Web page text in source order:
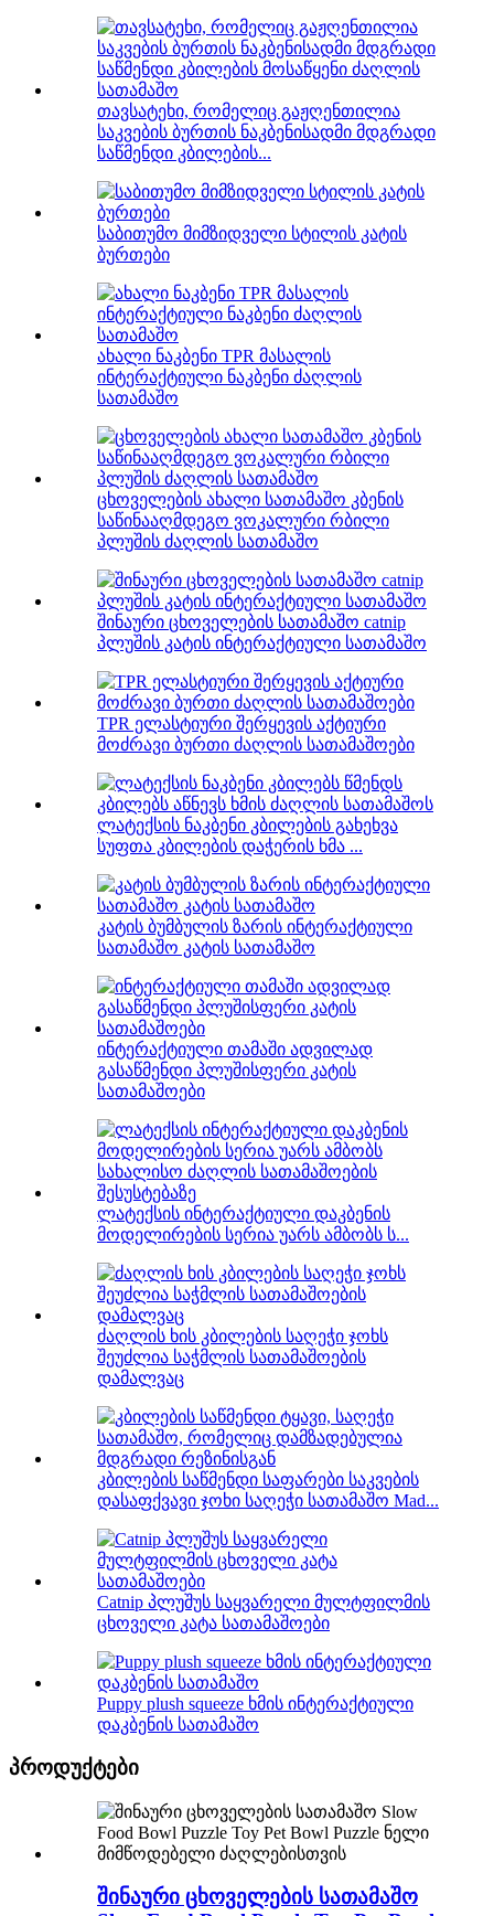
თავსატეხი, რომელიც გაჟღენთილია
საკვების ბურთის ნაკბენისადმი მდგრადი
საწმენდი კბილების...
საბითუმო მიმზიდველი სტილის კატის
ბურთები
ახალი ნაკბენი TPR მასალის
ინტერაქტიული ნაკბენი ძაღლის
სათამაშო
ცხოველების ახალი სათამაშო კბენის
საწინააღმდეგო ვოკალური რბილი
პლუშის ძაღლის სათამაშო
შინაური ცხოველების სათამაშო catnip
პლუშის კატის ინტერაქტიული სათამაშო
TPR ელასტიური შერყევის აქტიური
მოძრავი ბურთი ძაღლის სათამაშოები
ლატექსის ნაკბენი კბილების გახეხვა
სუფთა კბილების დაჭერის ხმა ...
კატის ბუმბულის ზარის ინტერაქტიული
სათამაშო კატის სათამაშო
ინტერაქტიული თამაში ადვილად
გასაწმენდი პლუშისფერი კატის
სათამაშოები
ლატექსის ინტერაქტიული დაკბენის
მოდელირების სერია უარს ამბობს ს...
ძაღლის ხის კბილების საღეჭი ჯოხს
შეუძლია საჭმლის სათამაშოების
დამალვაც
კბილების საწმენდი საფარები საკვების
დასაფქვავი ჯოხი საღეჭი სათამაშო Mad...
Catnip პლუშუს საყვარელი მულტფილმის
ცხოველი კატა სათამაშოები
Puppy plush squeeze ხმის ინტერაქტიული
დაკბენის სათამაშო
პროდუქტები
შინაური ცხოველების სათამაშო